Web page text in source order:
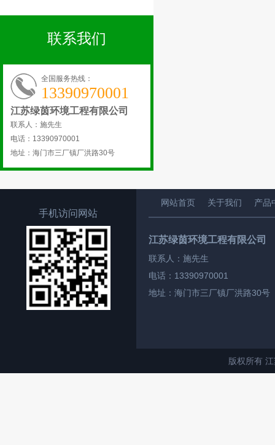
联系我们
全国服务热线：
13390970001
江苏绿茵环境工程有限公司
联系人：施先生
电话：13390970001
地址：海门市三厂镇厂洪路30号
手机访问网站
网站首页 关于我们 产品
江苏绿茵环境工程有限公司
联系人：施先生
电话：13390970001
地址：海门市三厂镇厂洪路30号
版权所有